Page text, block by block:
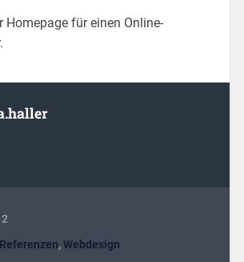
Homepage für einen Online-
Referenzen,Webdesign